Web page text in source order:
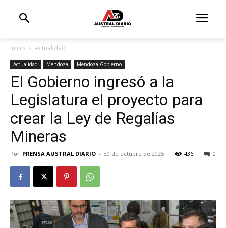
Inicio Actualidad
Actualidad Mendoza Mendoza Gobierno
El Gobierno ingresó a la
Legislatura el proyecto para
crear la Ley de Regalías
Mineras
Por PRENSA AUSTRAL DIARIO - 30 de octubre de 2025 0
436